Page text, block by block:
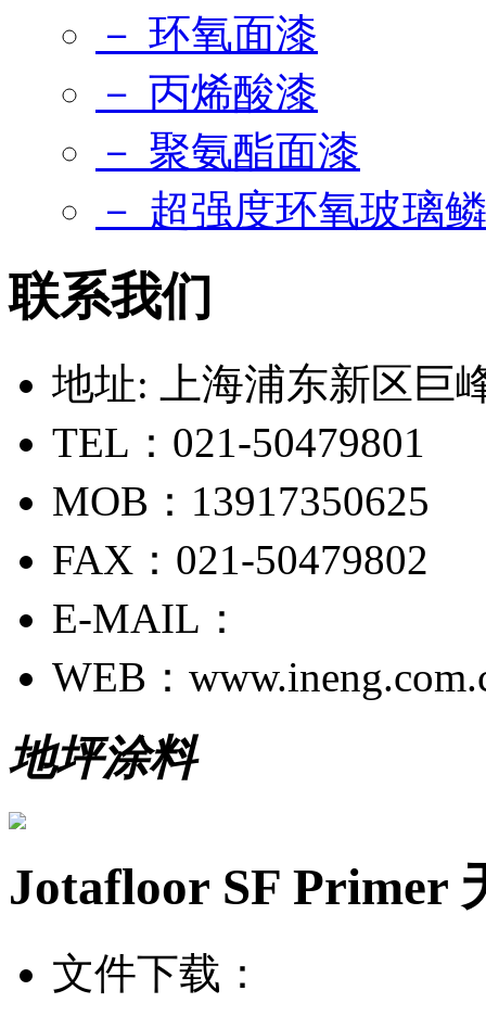
－ 环氧面漆
－ 丙烯酸漆
－ 聚氨酯面漆
－ 超强度环氧玻璃
联系我们
地址: 上海浦东新区巨
TEL：021-50479801
MOB：13917350625
FAX：021-50479802
E-MAIL：
WEB：
地坪涂料
Jotafloor SF Primer
文件下载：